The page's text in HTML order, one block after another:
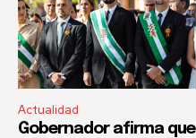
Actualidad
Gobernador afirma que